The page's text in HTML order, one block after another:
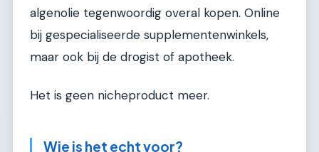
algenolie tegenwoordig overal kopen. Online
bij gespecialiseerde supplementenwinkels,
maar ook bij de drogist of apotheek.
Het is geen nicheproduct meer.
Wie is het echt voor?